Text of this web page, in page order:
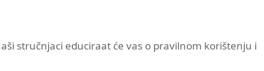
stručnjaci educiraat će vas o pravilnom korištenju i